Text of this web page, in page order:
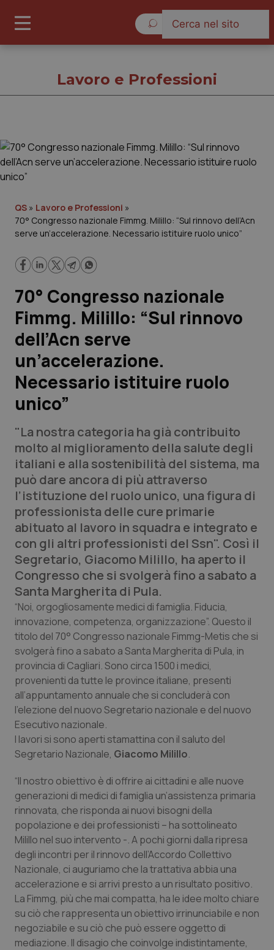
Cronache
Governo e Parlamento
Regioni e Asl
Lavoro e Professioni
Scienza e Farmaci
Studi e Analisi
Lettere al direttore
Edizioni Regionali
QS Pro
Professionisti Sanitari.AI
Abruzzo
Basilicata
Calabria
Campania
Emilia-Romagna
Friuli Venezia Giulia
Lazio
Liguria
Lombardia
Marche
Molise
Piemonte
Provincia Autonoma di Bolzano
Provincia Autonoma di Trento
Puglia
QS Pro Gold
Artrite & artrosi
Asma & BPCO
Car-T
Colesterolo & coronaropatie
Dermatite Atopica
Diabete & glucometri
Disturbi dell’umore
Dolore
Donna & Salute
Epatiti
HIV
Infezioni & Febbre
Ipertensione & Scompenso
Malattie rare
QS Club Newsletter
Lavoro e Professioni
QS » Lavoro e Professioni »
70° Congresso nazionale Fimmg. Milillo: “Sul rinnovo dell’Acn
serve un’accelerazione. Necessario istituire ruolo unico”
70° Congresso nazionale
Fimmg. Milillo: “Sul rinnovo
dell’Acn serve
un’accelerazione.
Necessario istituire ruolo
unico”
"La nostra categoria ha già contribuito
molto al miglioramento della salute degli
italiani e alla sostenibilità del sistema, ma
può dare ancora di più attraverso
l’istituzione del ruolo unico, una figura di
professionista delle cure primarie
abituato al lavoro in squadra e integrato e
con gli altri professionisti del Ssn". Così il
Segretario, Giacomo Milillo, ha aperto il
Congresso che si svolgerà fino a sabato a
Santa Margherita di Pula.
“Noi, orgogliosamente medici di famiglia. Fiducia,
innovazione, competenza, organizzazione”. Questo il
titolo del 70° Congresso nazionale Fimmg-Metis che si
svolgerà fino a sabato a Santa Margherita di Pula, in
provincia di Cagliari. Sono circa 1500 i medici,
provenienti da tutte le province italiane, presenti
all’appuntamento annuale che si concluderà con
l’elezione del nuovo Segretario nazionale e del nuovo
Esecutivo nazionale.
I lavori si sono aperti stamattina con il saluto del
Segretario Nazionale, Giacomo Milillo.
“Il nostro obiettivo è di offrire ai cittadini e alle nuove
generazioni di medici di famiglia un’assistenza primaria
rinnovata, che risponda ai nuovi bisogni della
popolazione e dei professionisti – ha sottolineato
Milillo nel suo intervento -. A pochi giorni dalla ripresa
degli incontri per il rinnovo dell’Accordo Collettivo
Nazionale, ci auguriamo che la trattativa abbia una
accelerazione e si arrivi presto a un risultato positivo.
La Fimmg, più che mai compatta, ha le idee molto chiare
su ciò che rappresenta un obiettivo irrinunciabile e non
negoziabile e su ciò che può essere oggetto di
mediazione. Il disagio che coinvolge indistintamente,